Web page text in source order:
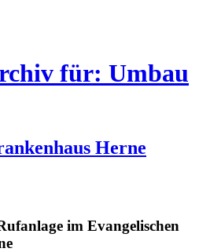
für: Umbau
Herne
im Evangelischen